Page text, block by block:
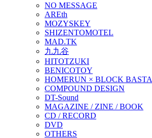
NO MESSAGE
AREth
MOZYSKEY
SHIZENTOMOTEL
MAD.TK
九九谷
HITOTZUKI
BENICOTOY
HOMERUN × BLOCK BASTA
COMPOUND DESIGN
DT-Sound
MAGAZINE / ZINE / BOOK
CD / RECORD
DVD
OTHERS